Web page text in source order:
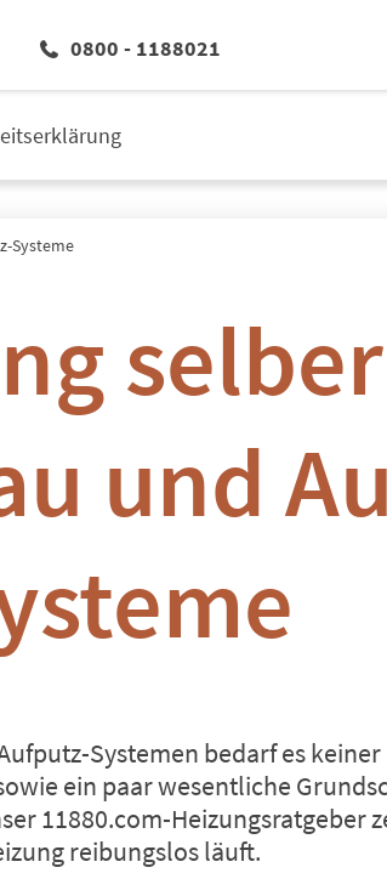
0800 - 1188021
Systeme
und
Systemen bedarf es
ein paar wesentliche
11880.com-Heizungsratgeber
reibungslos läuft.